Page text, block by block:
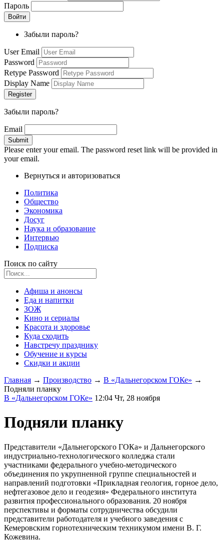
Пароль
Забыли пароль?
User Email
Password
Retype Password
Display Name
Забыли пароль?
Email
Please enter your email. The password reset link will be provided in
your email.
Вернуться и авторизоваться
Политика
Общество
Экономика
Досуг
Наука и образование
Интервью
Подписка
Поиск по сайту
Афиша и анонсы
Еда и напитки
ЗОЖ
Кино и сериалы
Красота и здоровье
Куда сходить
Навстречу празднику
Обучение и курсы
Скидки и акции
Главная → Производство → В «Дальнегорском ГОКе» →
Подняли планку
В «Дальнегорском ГОКе» 12:04 Чт, 28 ноября
Подняли планку
Представители «Дальнегорского ГОКа» и Дальнегорского
индустриально-технологического колледжа стали
участниками федерального учебно-методического
объединения по укрупненной группе специальностей и
направлений подготовки «Прикладная геология, горное дело,
нефтегазовое дело и геодезия» Федерального института
развития профессионального образования. 20 ноября
перспективы и форматы сотрудничества обсудили
представители работодателя и учебного заведения с
Кемеровским горнотехническим техникумом имени В. Г.
Кожевина.